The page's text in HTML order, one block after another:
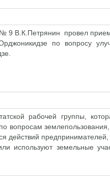
№ 9 В.К.Петрянин провел
по вопросу
рабочей группы,
вопросам землепользования,
действий
используют земельные